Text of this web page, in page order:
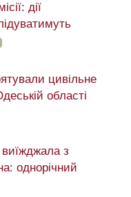
дії
цивільне
області
виїжджала з
однорічний